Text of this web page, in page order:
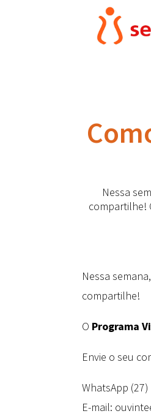
Nessa
compartilhe!
Nessa
compartilhe!
O Programa
Envie o seu
WhatsApp
E-mail: